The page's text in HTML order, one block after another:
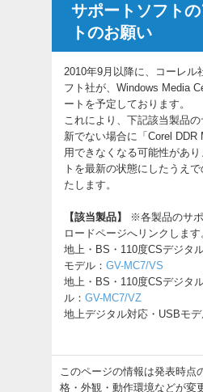
サポートソフト
トのお願い
2010年9月以降に、コーレル
フト社が、Windows Media
ートを予定しております。
これにより、下記該当製品
新でない場合に「Corel DDR
用できなくなる可能性があ
トを最新の状態にしたうえ
たします。
【該当製品】
※各製品のサ
ロードページへリンクします
地上・BS・110度CSデジタ
モデル： GV-MC7/VS
地上・BS・110度CSデジタ
ル： GV-MC7/VZ
地上デジタル対応・USBモデ
このページの情報は発表時点
格・外観・動作環境などが変